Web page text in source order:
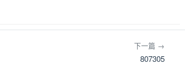
下一篇 →
807305